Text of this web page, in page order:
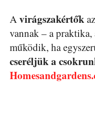
Avirágszakértők
vannak – a
működik, ha
cseréljük a